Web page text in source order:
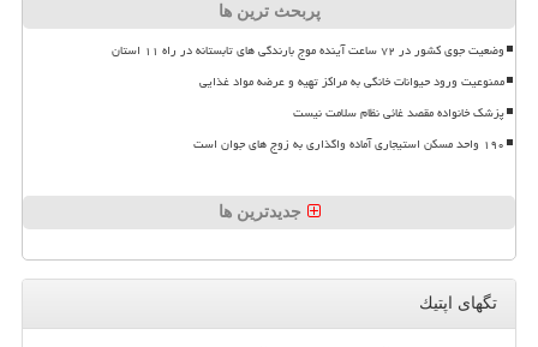
پربحث ترین ها
وضعیت جوی کشور در ۷۲ ساعت آینده موج بارندگی های تابستانه در راه ۱۱ استان
ممنوعیت ورود حیوانات خانگی به مراکز تهیه و عرضه مواد غذایی
پزشک خانواده مقصد غائی نظام سلامت نیست
۱۹۰ واحد مسکن استیجاری آماده واگذاری به زوج های جوان است
جدیدترین ها
تگهای اپتیك